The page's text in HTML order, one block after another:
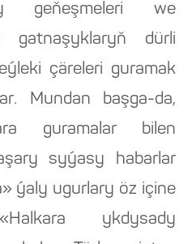
geňeşmeleri we
gatnaşyklaryň dürli
çäreleri guramak
Mundan başga-da,
guramalar bilen
syýasy habarlar
ýaly ugurlary öz içine
ykdysady